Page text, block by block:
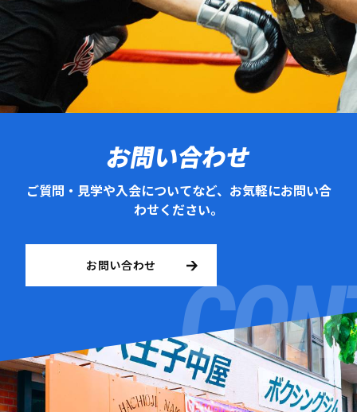
お問い合わせ
ご質問・見学や入会についてなど、お気軽にお問い合
わせください。
お問い合わせ